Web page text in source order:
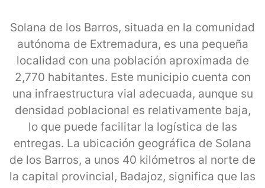
Solana de los Barros, situada en la comunidad
autónoma de Extremadura, es una pequeña
localidad con una población aproximada de
2,770 habitantes. Este municipio cuenta con
una infraestructura vial adecuada, aunque su
densidad poblacional es relativamente baja,
lo que puede facilitar la logística de las
entregas. La ubicación geográfica de Solana
de los Barros, a unos 40 kilómetros al norte de
la capital provincial, Badajoz, significa que las